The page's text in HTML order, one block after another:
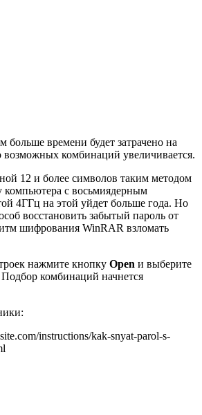
больше времени будет затрачено на
возможных комбинаций увеличивается.
12 и более символов таким методом
компьютера с восьмиядерным
4ГГц на этой уйдет больше года. Но
восстановить забытый пароль от
шифрования WinRAR взломать
нажмите кнопку Open и выберите
комбинаций начнется
instructions/kak-snyat-parol-s-